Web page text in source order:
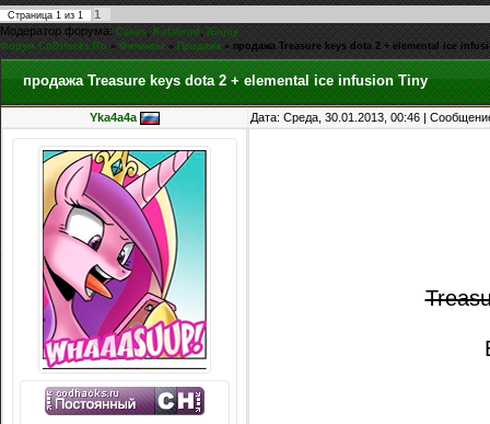
Страница 1 из 1
1
Модератор форума:Casus, Kolabrod,iEnjoy
Форум CoDHacks.Ru » Финансы » Продажа » продажа Treasure keys dota 2 + elemental ice
продажа Treasure keys dota 2 + elemental ice infusion Tiny
Yka4a4a Дата: Среда, 30.01.2013, 00:46 |